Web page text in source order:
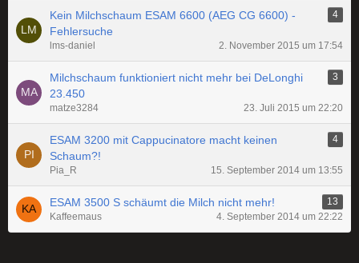
Kein Milchschaum ESAM 6600 (AEG CG 6600) -
Fehlersuche
4
lms-daniel 2. November 2015 um 17:54
Milchschaum funktioniert nicht mehr bei DeLonghi
23.450
3
matze3284 23. Juli 2015 um 22:20
ESAM 3200 mit Cappucinatore macht keinen
Schaum?!
4
Pia_R 15. September 2014 um 13:55
ESAM 3500 S schäumt die Milch nicht mehr!
13
Kaffeemaus
4. September 2014 um 22:22